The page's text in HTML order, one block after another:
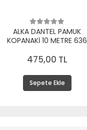
ALKA DANTEL PAMUK
KOPANAKİ 10 METRE 636
475,00 TL
Sepete Ekle